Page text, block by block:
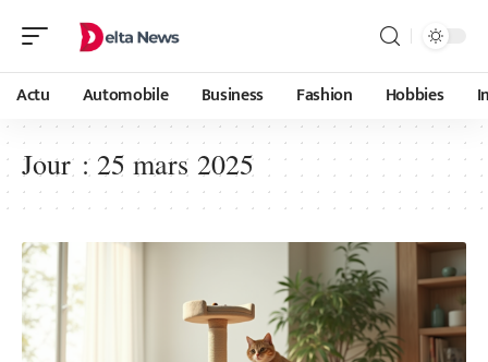
Actu Automobile Business Fashion Hobbies
Jour : 25 mars 2025